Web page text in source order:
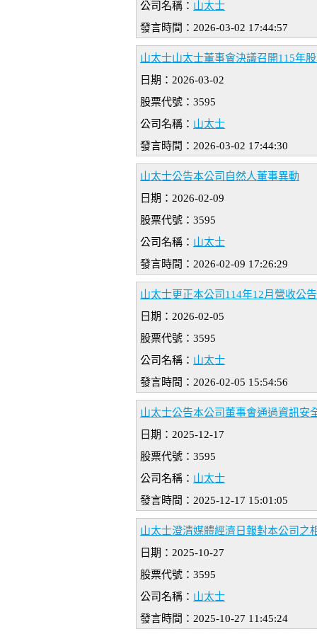
公司名稱： 山太士
發言時間：2026-03-02 17:44:57
山太士山太士董事會決議召開115年
日期：2026-03-02
股票代號：3595
公司名稱： 山太士
發言時間：2026-03-02 17:44:30
山太士公告本公司自然人董事異動
日期：2026-02-09
股票代號：3595
公司名稱： 山太士
發言時間：2026-02-09 17:26:29
山太士更正本公司114年12月營收公告
日期：2026-02-05
股票代號：3595
公司名稱： 山太士
發言時間：2026-02-05 15:54:56
山太士公告本公司董事會通過資訊安
日期：2025-12-17
股票代號：3595
公司名稱： 山太士
發言時間：2025-12-17 15:01:05
山太士澄清媒體經濟日報對本公司之
日期：2025-10-27
股票代號：3595
公司名稱： 山太士
發言時間：2025-10-27 11:45:24